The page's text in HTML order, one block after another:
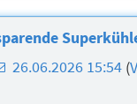
26.06.2026 15:54 (